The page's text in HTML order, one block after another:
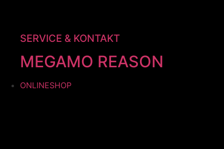
SERVICE & KONTAKT
MEGAMO REASON
ONLINESHOP